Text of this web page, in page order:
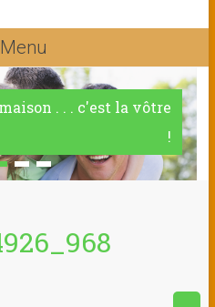
Menu
. . . c'est la vôtre
!